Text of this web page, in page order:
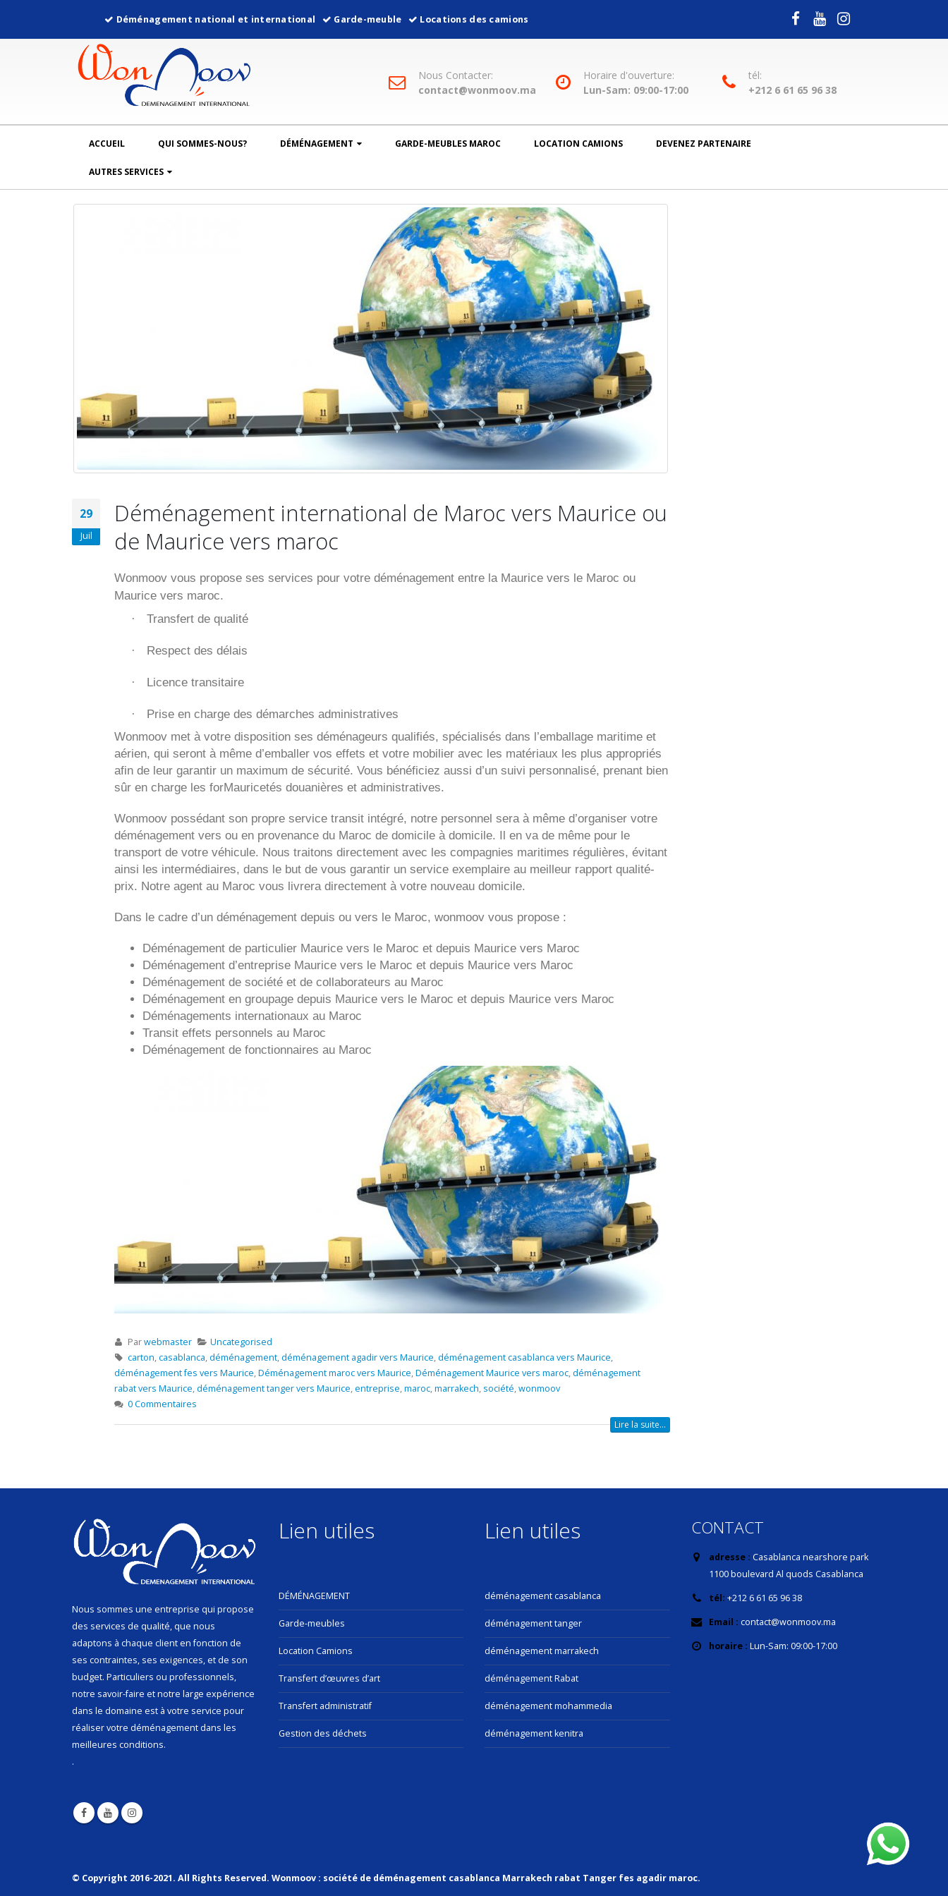
Déménagement national et international Garde-meuble Locations des camions
Nous Contacter:
contact@wonmoov.ma
Horaire d'ouverture:
Lun-Sam: 09:00-17:00
tél:
+212 6 61 65 96 38
ACCUEIL QUI SOMMES-NOUS? DÉMÉNAGEMENT GARDE-MEUBLES MAROC LOCATION CAMIONS DEVENEZ PARTENAIRE
AUTRES SERVICES
29
Juil
Déménagement international de Maroc vers Maurice ou
de Maurice vers maroc
Wonmoov vous propose ses services pour votre déménagement entre la Maurice vers le Maroc ou
Maurice vers maroc.
· Transfert de qualité
· Respect des délais
· Licence transitaire
·
Prise en charge des démarches administratives
Wonmoov met à votre disposition ses déménageurs qualifiés, spécialisés dans l’emballage maritime et
aérien, qui seront à même d’emballer vos effets et votre mobilier avec les matériaux les plus appropriés
afin de leur garantir un maximum de sécurité. Vous bénéficiez aussi d’un suivi personnalisé, prenant bien
sûr en charge les forMauricetés douanières et administratives.
Wonmoov possédant son propre service transit intégré, notre personnel sera à même d’organiser votre
déménagement vers ou en provenance du Maroc de domicile à domicile. Il en va de même pour le
transport de votre véhicule. Nous traitons directement avec les compagnies maritimes régulières, évitant
ainsi les intermédiaires, dans le but de vous garantir un service exemplaire au meilleur rapport qualité-
prix. Notre agent au Maroc vous livrera directement à votre nouveau domicile.
Dans le cadre d’un déménagement depuis ou vers le Maroc, wonmoov vous propose :
Déménagement de particulier Maurice vers le Maroc et depuis Maurice vers Maroc
Déménagement d’entreprise Maurice vers le Maroc et depuis Maurice vers Maroc
Déménagement de société et de collaborateurs au Maroc
Déménagement en groupage depuis Maurice vers le Maroc et depuis Maurice vers Maroc
Déménagements internationaux au Maroc
Transit effets personnels au Maroc
Déménagement de fonctionnaires au Maroc
Parwebmaster
Uncategorised
carton,casablanca,déménagement,déménagement agadir vers Maurice,déménagement casablanca vers Maurice,
déménagement fes vers Maurice,Déménagement maroc vers Maurice,Déménagement Maurice vers maroc,déménagement
rabat vers Maurice,déménagement tanger vers Maurice,entreprise,maroc,marrakech, société,wonmoov
0 Commentaires
Lire la suite...
Nous sommes une entreprise qui propose
des services de qualité, que nous
adaptons à chaque client en fonction de
ses contraintes, ses exigences, et de son
budget. Particuliers ou professionnels,
notre savoir-faire et notre large expérience
dans le domaine est à votre service pour
réaliser votre déménagement dans les
meilleures conditions.
.
Lien utiles
DÉMÉNAGEMENT
Garde-meubles
Location Camions
Transfert d’œuvres d’art
Transfert administratif
Gestion des déchets
Lien utiles
déménagement casablanca
déménagement tanger
déménagement marrakech
déménagement Rabat
déménagement mohammedia
déménagement kenitra
CONTACT
adresse : Casablanca nearshore park
1100 boulevard Al quods Casablanca
tél: +212 6 61 65 96 38
Email : contact@wonmoov.ma
horaire : Lun-Sam: 09:00-17:00
© Copyright 2016-2021. All Rights Reserved. Wonmoov : société de déménagement casablanca Marrakech rabat Tanger fes agadir maroc.